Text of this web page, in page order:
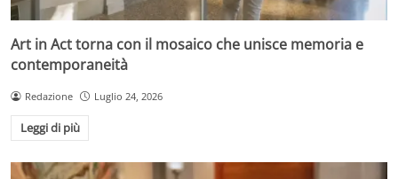
Art in Act torna con il mosaico che unisce memoria e
contemporaneità
Redazione Luglio 24, 2026
Leggi di più